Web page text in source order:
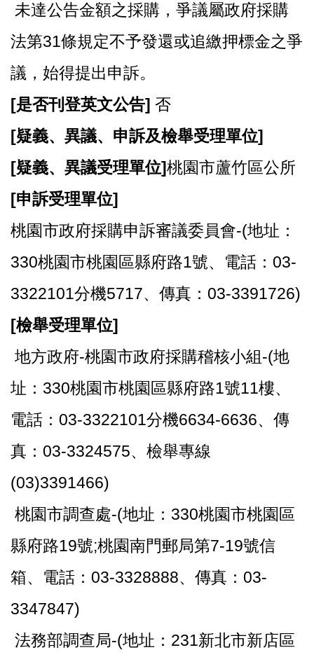
未達公告金額之採購，爭議屬政府採購
法第31條規定不予發還或追繳押標金之爭
議，始得提出申訴。
[是否刊登英文公告] 否
[疑義、異議、申訴及檢舉受理單位]
[疑義、異議受理單位]桃園市蘆竹區公所
[申訴受理單位]
桃園市政府採購申訴審議委員會-(地址：
330桃園市桃園區縣府路1號、電話：03-
3322101分機5717、傳真：03-3391726)
[檢舉受理單位]
地方政府-桃園市政府採購稽核小組-(地
址：330桃園市桃園區縣府路1號11樓、
電話：03-3322101分機6634-6636、傳
真：03-3324575、檢舉專線
(03)3391466)
桃園市調查處-(地址：330桃園市桃園區
縣府路19號;桃園南門郵局第7-19號信
箱、電話：03-3328888、傳真：03-
3347847)
法務部調查局-(地址：231新北市新店區